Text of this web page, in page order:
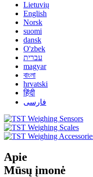
Lietuvių
English
Norsk
suomi
dansk
O'zbek
עברית
magyar
বাংলা
hrvatski
हिंदी
فارسی
Apie
Mūsų įmonė